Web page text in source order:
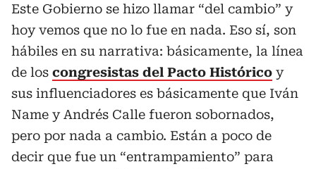
Este Gobierno se hizo llamar “del cambio” y
hoy vemos que no lo fue en nada. Eso sí, son
hábiles en su narrativa: básicamente, la línea
de los congresistas del Pacto Histórico y
sus influenciadores es básicamente que Iván
Name y Andrés Calle fueron sobornados,
pero por nada a cambio. Están a poco de
decir que fue un “entrampamiento” para